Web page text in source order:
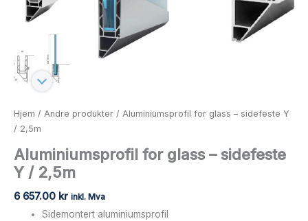
Hjem / Andre produkter / Aluminiumsprofil for glass – sidefeste Y
/ 2,5m
Aluminiumsprofil for glass – sidefeste
Y / 2,5m
6 657.00 kr inkl. Mva
Sidemontert aluminiumsprofil